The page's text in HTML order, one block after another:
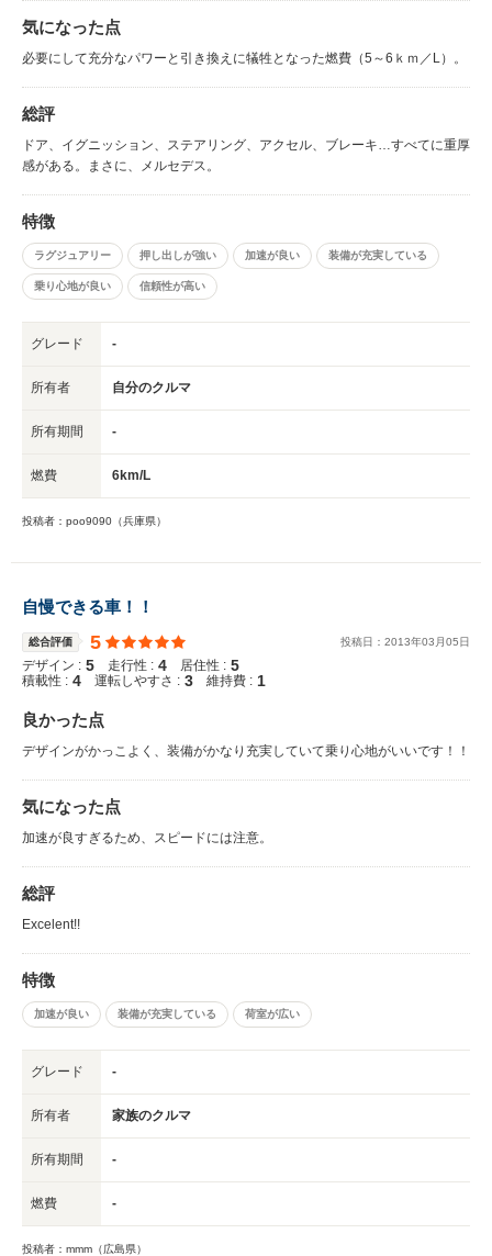
気になった点
必要にして充分なパワーと引き換えに犠牲となった燃費（5～6ｋｍ／L）。
総評
ドア、イグニッション、ステアリング、アクセル、ブレーキ…すべてに重厚
感がある。まさに、メルセデス。
特徴
ラグジュアリー 押し出しが強い 加速が良い 装備が充実している
乗り心地が良い 信頼性が高い
グレード -
所有者 自分のクルマ
所有期間 -
燃費 6km/L
投稿者：poo9090（兵庫県）
自慢できる車！！
総合評価 5 投稿日： 2013年03 月05日
デザイン : 5 走行性 : 4 居住性 : 5
積載性 : 4 運転しやすさ : 3 維持費 : 1
良かった点
デザインがかっこよく、装備がかなり充実していて乗り心地がいいです！！
気になった点
加速が良すぎるため、スピードには注意。
総評
Excelent!!
特徴
加速が良い 装備が充実している 荷室が広い
グレード -
所有者 家族のクルマ
所有期間 -
燃費 -
投稿者：mmm（広島県）